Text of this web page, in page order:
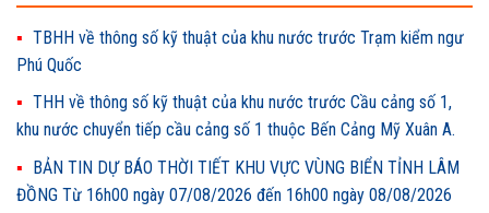
TBHH về thông số kỹ thuật của khu nước trước Trạm kiểm ngư
Phú Quốc
THH về thông số kỹ thuật của khu nước trước Cầu cảng số 1,
khu nước chuyển tiếp cầu cảng số 1 thuộc Bến Cảng Mỹ Xuân A.
BẢN TIN DỰ BÁO THỜI TIẾT KHU VỰC VÙNG BIỂN TỈNH LÂM
ĐỒNG Từ 16h00 ngày 07/08/2026 đến 16h00 ngày 08/08/2026